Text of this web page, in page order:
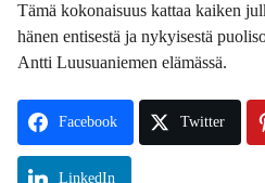
Tämä kokonaisuus kattaa kaiken
hänen entisestä ja nykyisestä
Antti Luusuaniemen elämässä.
Facebook Twitter
LinkedIn